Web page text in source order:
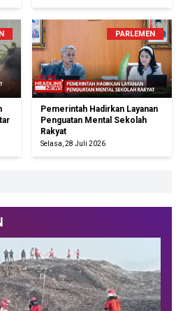
PARLEMEN
Pemerintah Hadirkan Layanan
Penguatan Mental Sekolah
Rakyat
Selasa, 28 Juli 2026